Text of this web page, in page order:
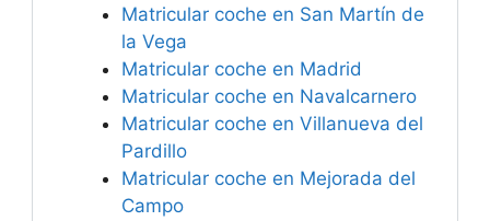
Matricular coche en San Martín de
la Vega
Matricular coche en Madrid
Matricular coche en Navalcarnero
Matricular coche en Villanueva del
Pardillo
Matricular coche en Mejorada del
Campo